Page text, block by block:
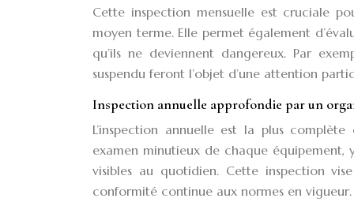
Cette inspection mensuelle est cruciale
moyen terme. Elle permet également
qu’ils ne deviennent dangereux. Par
suspendu feront l’objet d’une attention
Inspection annuelle approfondie par un
L’inspection annuelle est la plus
examen minutieux de chaque équipement,
visibles au quotidien. Cette inspection
conformité continue aux normes en vigueur.